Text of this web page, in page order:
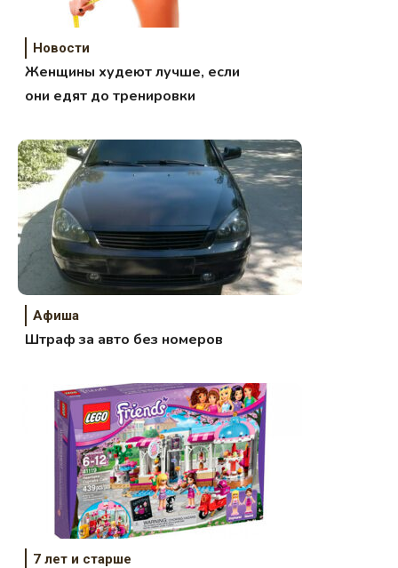
Новости
Женщины худеют лучше, если
они едят до тренировки
Афиша
Штраф за авто без номеров
7 лет и старше